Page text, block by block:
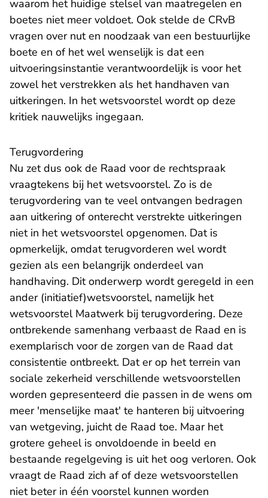
waarom het huidige stelsel van maatregelen en
boetes niet meer voldoet. Ook stelde de CRvB
vragen over nut en noodzaak van een bestuurlijke
boete en of het wel wenselijk is dat een
uitvoeringsinstantie verantwoordelijk is voor het
zowel het verstrekken als het handhaven van
uitkeringen. In het wetsvoorstel wordt op deze
kritiek nauwelijks ingegaan.
Terugvordering
Nu zet dus ook de Raad voor de rechtspraak
vraagtekens bij het wetsvoorstel. Zo is de
terugvordering van te veel ontvangen bedragen
aan uitkering of onterecht verstrekte uitkeringen
niet in het wetsvoorstel opgenomen. Dat is
opmerkelijk, omdat terugvorderen wel wordt
gezien als een belangrijk onderdeel van
handhaving. Dit onderwerp wordt geregeld in een
ander (initiatief)wetsvoorstel, namelijk het
wetsvoorstel Maatwerk bij terugvordering. Deze
ontbrekende samenhang verbaast de Raad en is
exemplarisch voor de zorgen van de Raad dat
consistentie ontbreekt. Dat er op het terrein van
sociale zekerheid verschillende wetsvoorstellen
worden gepresenteerd die passen in de wens om
meer 'menselijke maat' te hanteren bij uitvoering
van wetgeving, juicht de Raad toe. Maar het
grotere geheel is onvoldoende in beeld en
bestaande regelgeving is uit het oog verloren. Ook
vraagt de Raad zich af of deze wetsvoorstellen
niet beter in één voorstel kunnen worden